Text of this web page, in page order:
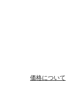
価格について